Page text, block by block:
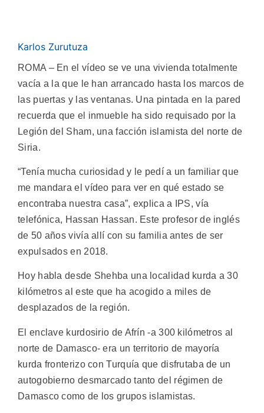
Karlos Zurutuza
ROMA – En el vídeo se ve una vivienda totalmente
vacía a la que le han arrancado hasta los marcos de
las puertas y las ventanas. Una pintada en la pared
recuerda que el inmueble ha sido requisado por la
Legión del Sham, una facción islamista del norte de
Siria.
“Tenía mucha curiosidad y le pedí a un familiar que
me mandara el vídeo para ver en qué estado se
encontraba nuestra casa”, explica a IPS, vía
telefónica, Hassan Hassan. Este profesor de inglés
de 50 años vivía allí con su familia antes de ser
expulsados en 2018.
Hoy habla desde Shehba una localidad kurda a 30
kilómetros al este que ha acogido a miles de
desplazados de la región.
El enclave kurdosirio de Afrín -a 300 kilómetros al
norte de Damasco- era un territorio de mayoría
kurda fronterizo con Turquía que disfrutaba de un
autogobierno desmarcado tanto del régimen de
Damasco como de los grupos islamistas.